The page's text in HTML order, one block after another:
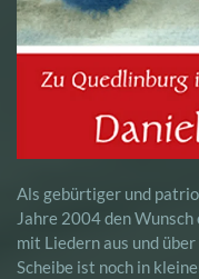
Als gebürtiger und
Jahre 2004 den
mit Liedern aus und
Scheibe ist noch in